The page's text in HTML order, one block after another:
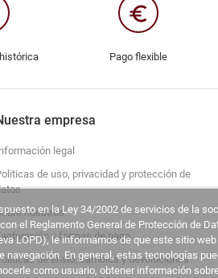
euro_symbol
Pago flexible
empresa
legal
de uso, privacidad y protección de
nosotros
y formas de pago
de envío, cambios y devoluciones
en la Ley 34/2002 de servicios de la
el Reglamento General de Protección de
LOPD), le informamos de que este sitio
navegación. En general, estas tecnologías
como usuario, obtener información